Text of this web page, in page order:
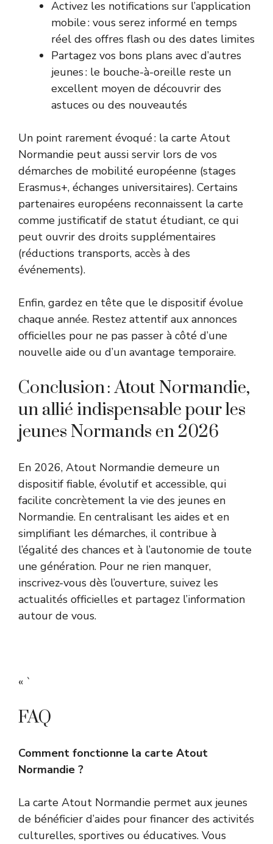
Activez les notifications sur l’application
mobile : vous serez informé en temps
réel des offres flash ou des dates limites
Partagez vos bons plans avec d’autres
jeunes : le bouche-à-oreille reste un
excellent moyen de découvrir des
astuces ou des nouveautés
Un point rarement évoqué : la carte Atout
Normandie peut aussi servir lors de vos
démarches de mobilité européenne (stages
Erasmus+, échanges universitaires). Certains
partenaires européens reconnaissent la carte
comme justificatif de statut étudiant, ce qui
peut ouvrir des droits supplémentaires
(réductions transports, accès à des
événements).
Enfin, gardez en tête que le dispositif évolue
chaque année. Restez attentif aux annonces
officielles pour ne pas passer à côté d’une
nouvelle aide ou d’un avantage temporaire.
Conclusion : Atout Normandie,
un allié indispensable pour les
jeunes Normands en 2026
En 2026, Atout Normandie demeure un
dispositif fiable, évolutif et accessible, qui
facilite concrètement la vie des jeunes en
Normandie. En centralisant les aides et en
simplifiant les démarches, il contribue à
l’égalité des chances et à l’autonomie de toute
une génération. Pour ne rien manquer,
inscrivez-vous dès l’ouverture, suivez les
actualités officielles et partagez l’information
autour de vous.
« `
FAQ
Comment fonctionne la carte Atout
Normandie ?
La carte Atout Normandie permet aux jeunes
de bénéficier d’aides pour financer des activités
culturelles, sportives ou éducatives. Vous